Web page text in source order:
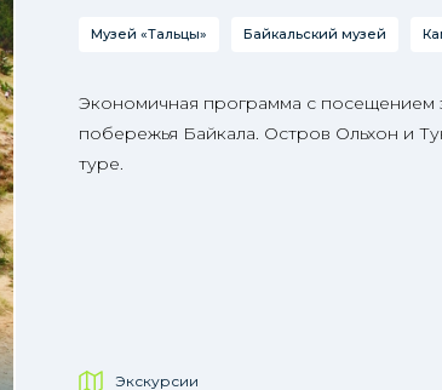
Музей «Тальцы» Байкальский музей
Экономичная программа с посещением
побережья Байкала. Остров Ольхон и
туре.
Экскурсии